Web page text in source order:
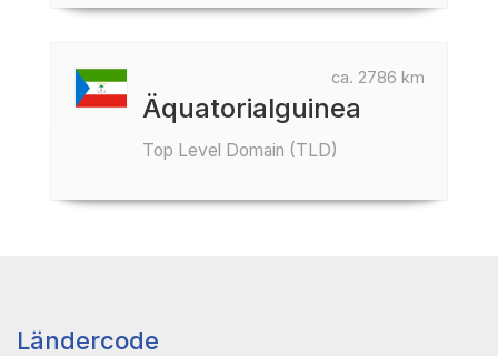
ca. 2786 km
Äquatorialguinea
Top Level Domain (TLD)
Ländercode